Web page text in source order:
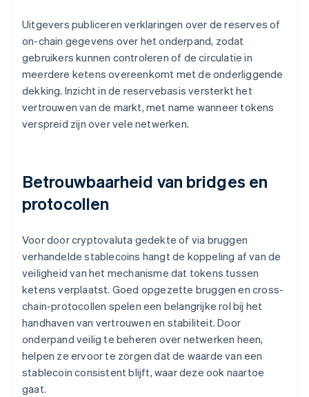
Uitgevers publiceren verklaringen over de reserves of
on-chain gegevens over het onderpand, zodat
gebruikers kunnen controleren of de circulatie in
meerdere ketens overeenkomt met de onderliggende
dekking. Inzicht in de reservebasis versterkt het
vertrouwen van de markt, met name wanneer tokens
verspreid zijn over vele netwerken.
Betrouwbaarheid van bridges en
protocollen
Voor door cryptovaluta gedekte of via bruggen
verhandelde stablecoins hangt de koppeling af van de
veiligheid van het mechanisme dat tokens tussen
ketens verplaatst. Goed opgezette bruggen en cross-
chain-protocollen spelen een belangrijke rol bij het
handhaven van vertrouwen en stabiliteit. Door
onderpand veilig te beheren over netwerken heen,
helpen ze ervoor te zorgen dat de waarde van een
stablecoin consistent blijft, waar deze ook naartoe
gaat.